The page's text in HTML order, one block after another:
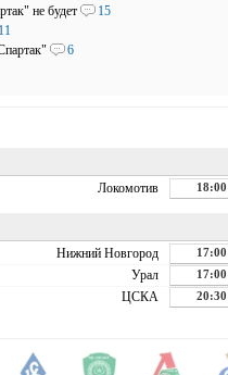
не будет
15
11
6
Локомотив 18:00
Нижний Новгород 17:00
Урал 17:00
ЦСКА 20:30